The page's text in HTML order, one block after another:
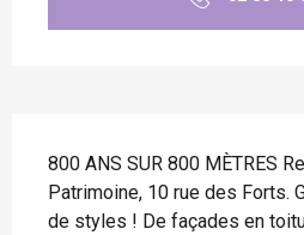
800 ANS SUR 800 MÈTRES
Patrimoine, 10 rue des Forts.
de styles ! De façades en